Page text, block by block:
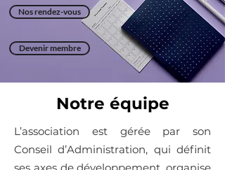
Nos rendez-vous
Devenir membre
Notre équipe
L’association est gérée par son
Conseil d’Administration, qui définit